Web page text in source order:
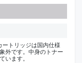
ートリッジは国内仕様
外です。中身のトナー
います。